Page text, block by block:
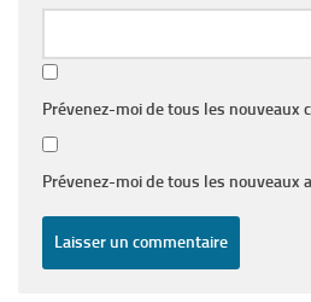
Prévenez-moi de tous les nouveaux
Prévenez-moi de tous les nouveaux